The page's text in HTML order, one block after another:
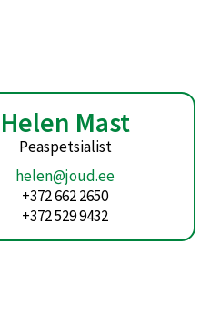
Helen Mast
Peaspetsialist
helen@joud.ee
+372 662 2650
+372 529 9432